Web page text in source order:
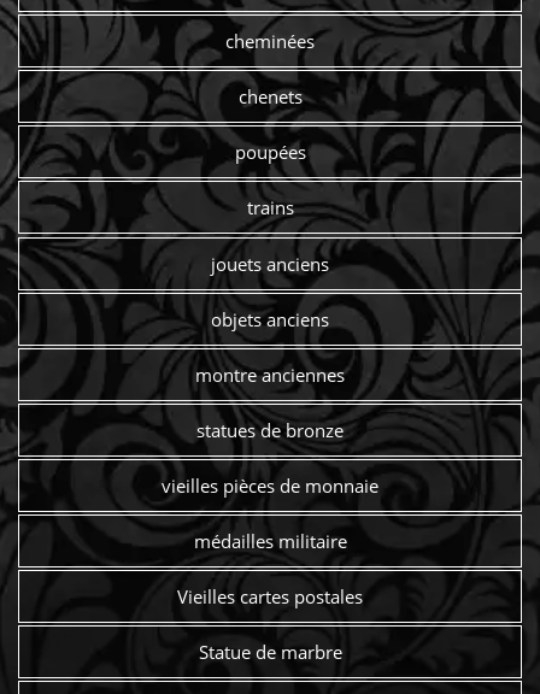
cheminées
chenets
poupées
trains
jouets anciens
objets anciens
montre anciennes
statues de bronze
vieilles pièces de monnaie
médailles militaire
Vieilles cartes postales
Statue de marbre